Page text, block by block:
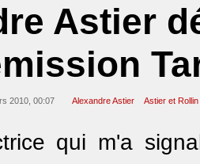
Astier
2010, 00:07 Alexandre Astier Astier et Rollin
qui m'a